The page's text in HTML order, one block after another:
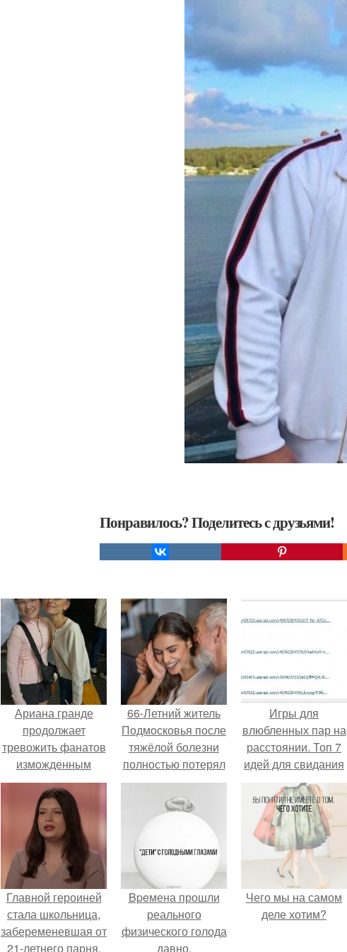
Понравилось? Поделитесь с друзьями!
Ариана гранде
продолжает
тревожить фанатов
изможденным
Видом.
66-Летний житель
Подмосковья после
тяжёлой болезни
полностью потерял
потенцию, но
решил
восстановить
интимную жизнь с
молодой супругой,
Игры для
влюбленных пар на
расстоянии. Топ 7
идей для свидания
на расстоянии
Главной героиней
стала школьница,
забеременевшая от
21-летнего парня.
Bpeмена прошли
реального
физического голода
давно.
Чего мы на самом
деле хотим?